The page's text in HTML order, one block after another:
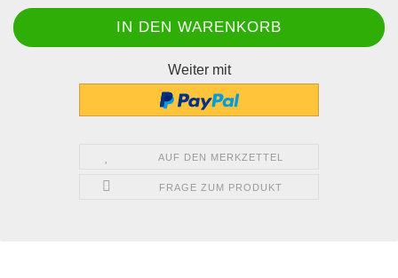
Weiter mit
AUF DEN MERKZETTEL
FRAGE ZUM PRODUKT